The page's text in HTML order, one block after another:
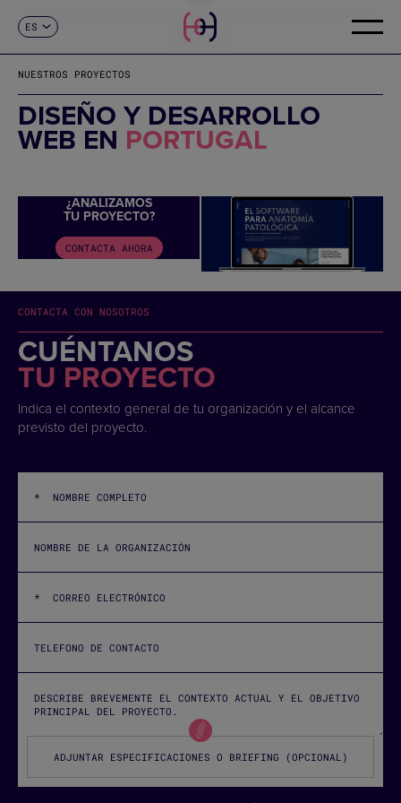
ES
FR
DE
IT
PT
CONTACTO
NUESTROS PROYECTOS
DISEÑO Y DESARROLLO
WEB EN PORTUGAL
¿ANALIZAMOS
TU PROYECTO?
CONTACTA AHORA
CONTACTA CON NOSOTROS
CUÉNTANOS
TU PROYECTO
Indica el contexto general de tu organización y el alcance
previsto del proyecto.
ADJUNTAR ESPECIFICACIONES O BRIEFING (OPCIONAL)